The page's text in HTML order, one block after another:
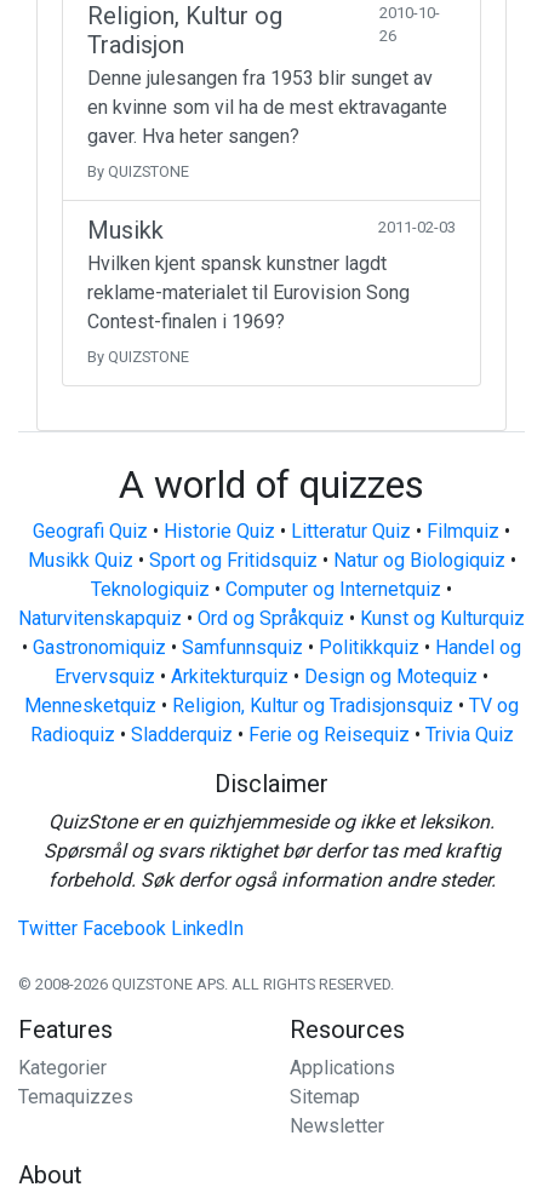
Religion, Kultur og
Tradisjon
2010-10-
26
Denne julesangen fra 1953 blir sunget av
en kvinne som vil ha de mest ektravagante
gaver. Hva heter sangen?
By QUIZSTONE
Musikk 2011-02-03
Hvilken kjent spansk kunstner lagdt
reklame-materialet til Eurovision Song
Contest-finalen i 1969?
By QUIZSTONE
A world of quizzes
Geografi Quiz • Historie Quiz • Litteratur Quiz • Filmquiz •
Musikk Quiz • Sport og Fritidsquiz • Natur og Biologiquiz •
Teknologiquiz • Computer og Internetquiz •
Naturvitenskapquiz • Ord og Språkquiz • Kunst og Kulturquiz
• Gastronomiquiz • Samfunnsquiz • Politikkquiz • Handel og
Ervervsquiz • Arkitekturquiz • Design og Motequiz •
Mennesketquiz • Religion, Kultur og Tradisjonsquiz • TV og
Radioquiz • Sladderquiz • Ferie og Reisequiz • Trivia Quiz
Disclaimer
QuizStone er en quizhjemmeside og ikke et leksikon.
Spørsmål og svars riktighet bør derfor tas med kraftig
forbehold. Søk derfor også information andre steder.
Twitter Facebook LinkedIn
© 2008-2026 QUIZSTONE APS. ALL RIGHTS RESERVED.
Features
Kategorier
Temaquizzes
Resources
Applications
Sitemap
Newsletter
About